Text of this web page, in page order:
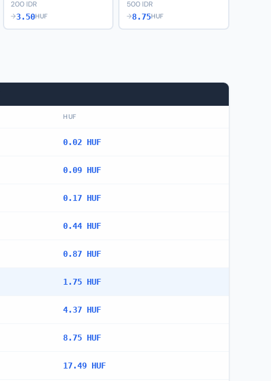
200 IDR
→3.50HUF
500 IDR
→8.75HUF
HUF
0.02 HUF
0.09 HUF
0.17 HUF
0.44 HUF
0.87 HUF
1.75 HUF
4.37 HUF
8.75 HUF
17.49 HUF